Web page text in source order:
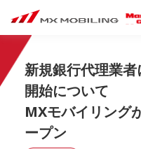
新規銀行代理業
開始について
MXモバイリング
ープン